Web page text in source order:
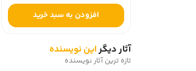
افزودن به سبد خرید
آثار دیگراین نویسنده
تازه ترین آثار نویسنده